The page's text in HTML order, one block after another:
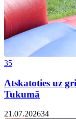
35
Atskatoties uz
Tukumā
21.07.202634